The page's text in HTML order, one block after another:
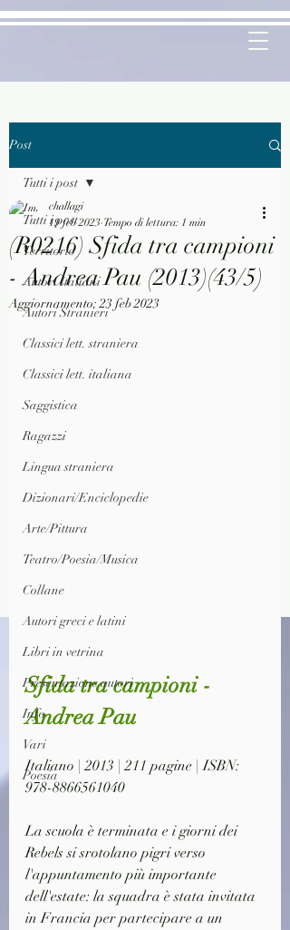
Post
Tutti i post
Territorio
Autori Italiani
Autori Stranieri
Classici lett. straniera
Classici lett. italiana
Saggistica
Ragazzi
Lingua straniera
Dizionari/Enciclopedie
Arte/Pittura
Teatro/Poesia/Musica
Collane
Autori greci e latini
Libri in vetrina
Presentazione autori
Info
Vari
Poesia
Tutti i post
(R0216) Sfida tra campioni
- Andrea Pau (2013)(43/5)
challagi
19 feb 2023 Tempo di lettura: 1 min
Aggiornamento:23 feb 2023
Sfida tra campioni -
Andrea Pau
Italiano | 2013 | 211 pagine | ISBN:
978-8866561040
La scuola è terminata e i giorni dei
Rebels si srotolano pigri verso
l'appuntamento più importante
dell'estate: la squadra è stata invitata
in Francia per partecipare a un